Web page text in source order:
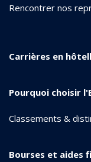
Rencontrer nos
Carrières en
Pourquoi choisir
Classements &
Bourses et aides